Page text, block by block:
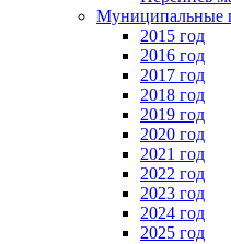
Муниципальные
2015 год
2016 год
2017 год
2018 год
2019 год
2020 год
2021 год
2022 год
2023 год
2024 год
2025 год